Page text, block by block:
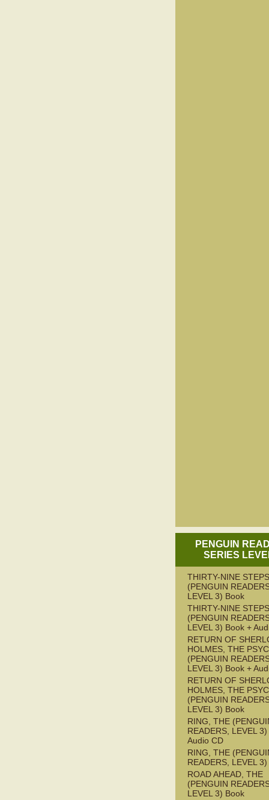
PENGUIN
SERIES
THIRTY-NINE
(PENGUIN
LEVEL 3) Book
THIRTY-NINE
(PENGUIN
LEVEL 3) Book +
RETURN OF
HOLMES, THE
(PENGUIN
LEVEL 3) Book +
RETURN OF
HOLMES, THE
(PENGUIN
LEVEL 3) Book
RING, THE
READERS, LEVEL
Audio CD
RING, THE
READERS, LEVEL
ROAD AHEAD, THE
(PENGUIN
LEVEL 3) Book